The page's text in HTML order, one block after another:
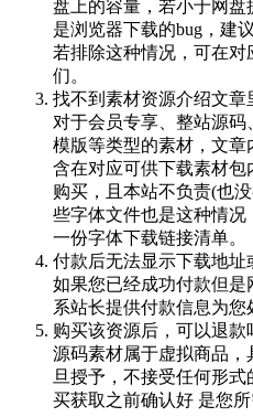
盘上的容量，若小于网
是浏览器下载的bug，建
若排除这种情况，可在
们。
找不到素材资源介绍文章
对于会员专享、整站源
模版等类型的素材，文
含在对应可供下载素材
购买，且本站不负责(也
些字体文件也是这种情
一份字体下载链接清单。
付款后无法显示下载地址
如果您已经成功付款但
系站长提供付款信息为您
购买该资源后，可以退款
源码素材属于虚拟商品
旦授予，不接受任何形
买获取之前确认好 是您